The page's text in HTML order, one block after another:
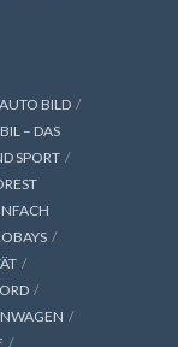
AUTO BILD
– DAS
SPORT